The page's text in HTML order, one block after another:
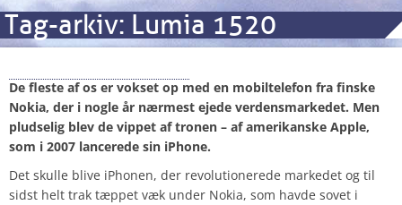
Tag-arkiv: Lumia 1520
De fleste af os er vokset op med en mobiltelefon fra finske
Nokia, der i nogle år nærmest ejede verdensmarkedet. Men
pludselig blev de vippet af tronen – af amerikanske Apple,
som i 2007 lancerede sin iPhone.
Det skulle blive iPhonen, der revolutionerede markedet og til
sidst helt trak tæppet væk under Nokia, som havde sovet i